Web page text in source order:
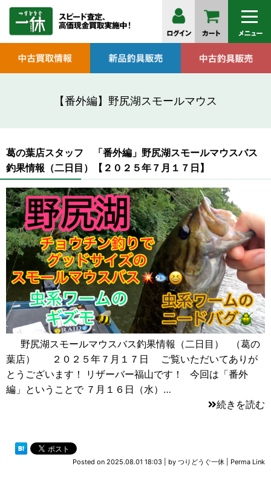
【番外編】野尻湖スモールマウス
葛の葉店スタッフ 「番外編」野尻湖スモールマウスバス
釣果情報（二日目）【２０２５年７月１７日】
野尻湖スモールマウスバス釣果情報（二日目） （葛の
葉店） ２０２５年７月１７日 ご覧いただいてありが
とうございます！ リザーバー福山です！ 今回は「番外
編」ということで ７月１６日（水）…
続きを読む
Posted on 2025.08.01 18:03 by つりどうぐ一休 Perma Link